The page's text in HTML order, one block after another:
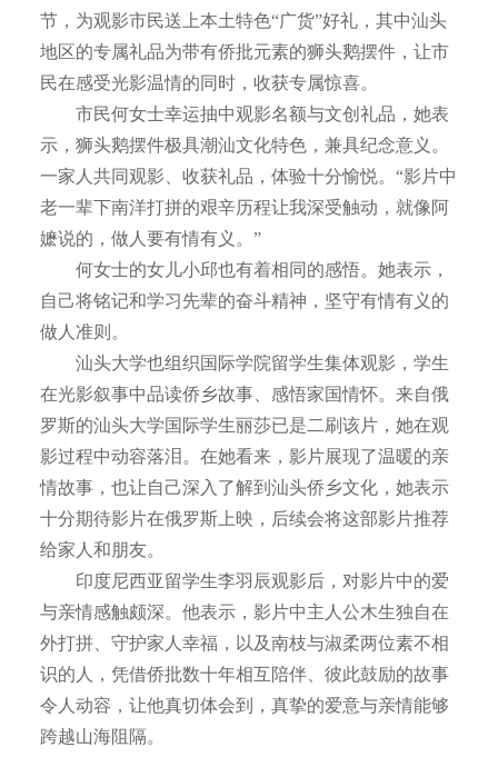
节，为观影市民送上本土特色“广货”好礼，其中汕头
地区的专属礼品为带有侨批元素的狮头鹅摆件，让市
民在感受光影温情的同时，收获专属惊喜。
市民何女士幸运抽中观影名额与文创礼品，她表
示，狮头鹅摆件极具潮汕文化特色，兼具纪念意义。
一家人共同观影、收获礼品，体验十分愉悦。“影片中
老一辈下南洋打拼的艰辛历程让我深受触动，就像阿
嬷说的，做人要有情有义。”
何女士的女儿小邱也有着相同的感悟。她表示，
自己将铭记和学习先辈的奋斗精神，坚守有情有义的
做人准则。
汕头大学也组织国际学院留学生集体观影，学生
在光影叙事中品读侨乡故事、感悟家国情怀。来自俄
罗斯的汕头大学国际学生丽莎已是二刷该片，她在观
影过程中动容落泪。在她看来，影片展现了温暖的亲
情故事，也让自己深入了解到汕头侨乡文化，她表示
十分期待影片在俄罗斯上映，后续会将这部影片推荐
给家人和朋友。
印度尼西亚留学生李羽辰观影后，对影片中的爱
与亲情感触颇深。他表示，影片中主人公木生独自在
外打拼、守护家人幸福，以及南枝与淑柔两位素不相
识的人，凭借侨批数十年相互陪伴、彼此鼓励的故事
令人动容，让他真切体会到，真挚的爱意与亲情能够
跨越山海阻隔。